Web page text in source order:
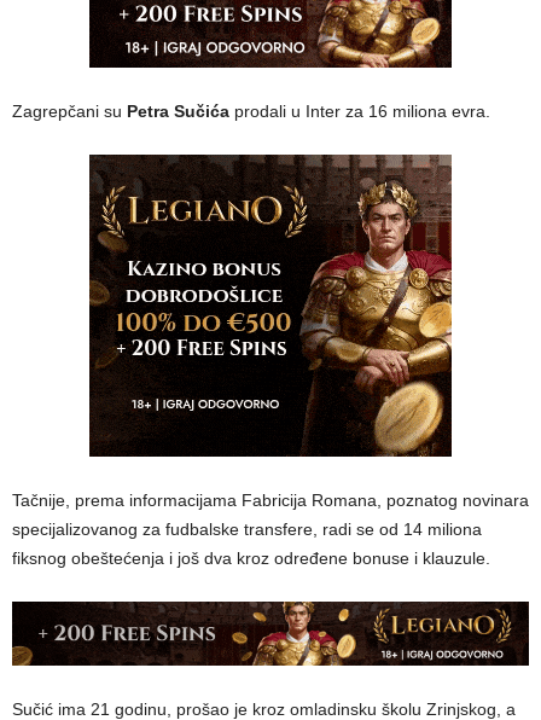
Zagrepčani su Petra Sučića prodali u Inter za 16 miliona evra.
Tačnije, prema informacijama Fabricija Romana, poznatog novinara
specijalizovanog za fudbalske transfere, radi se od 14 miliona
fiksnog obeštećenja i još dva kroz određene bonuse i klauzule.
Sučić ima 21 godinu, prošao je kroz omladinsku školu Zrinjskog, a